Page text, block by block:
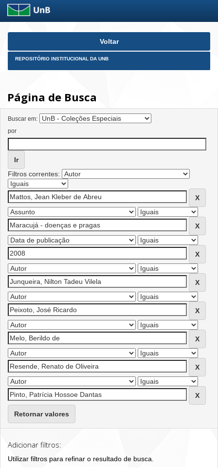
Skip
Voltar
REPOSITÓRIO INSTITUCIONAL DA UNB
Página de Busca
Buscar em:
por
Filtros correntes:
Retornar valores
Adicionar filtros:
Utilizar filtros para refinar o resultado de busca.